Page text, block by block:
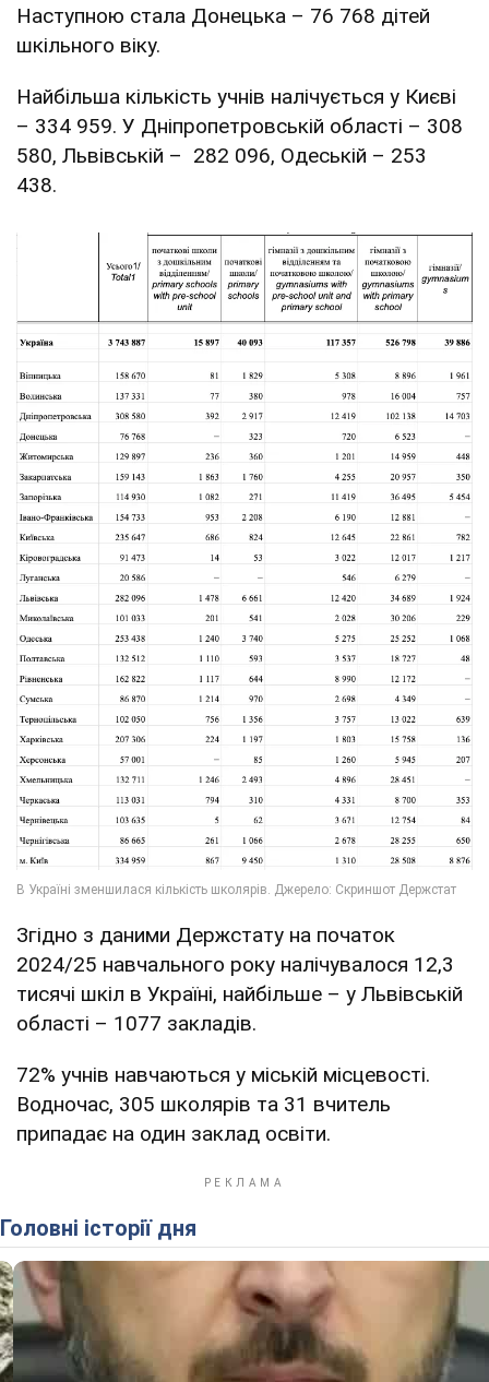
Наступною стала Донецька – 76 768 дітей
шкільного віку.
Найбільша кількість учнів налічується у Києві
– 334 959. У Дніпропетровській області – 308
580, Львівській – 282 096, Одеській – 253
438.
Згідно з даними Держстату на початок
2024/25 навчального року налічувалося 12,3
тисячі шкіл в Україні, найбільше – у Львівській
області – 1077 закладів.
72% учнів навчаються у міській місцевості.
Водночас, 305 школярів та 31 вчитель
припадає на один заклад освіти.
Головні історії дня